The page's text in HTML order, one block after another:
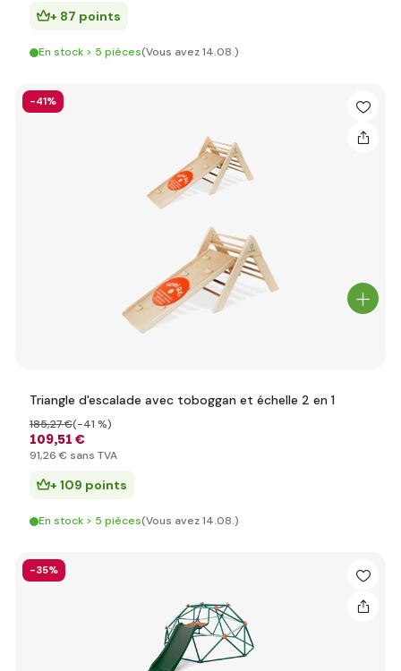
+ 87 points
En stock > 5 pièces(Vous avez 14.08.)
-41%
Triangle d'escalade avec toboggan et échelle 2 en 1
109,51 €
185,27 €(-41 %)
91,26 € sans TVA
+ 109 points
En stock > 5 pièces(Vous avez 14.08.)
-35%